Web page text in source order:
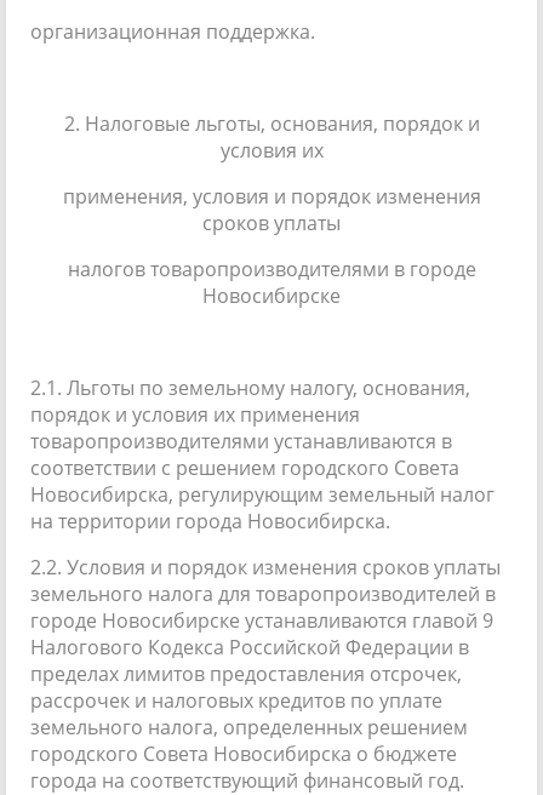
организационная поддержка.
2. Налоговые льготы, основания, порядок и
условия их
применения, условия и порядок изменения
сроков уплаты
налогов товаропроизводителями в городе
Новосибирске
2.1. Льготы по земельному налогу, основания,
порядок и условия их применения
товаропроизводителями устанавливаются в
соответствии с решением городского Совета
Новосибирска, регулирующим земельный налог
на территории города Новосибирска.
2.2. Условия и порядок изменения сроков уплаты
земельного налога для товаропроизводителей в
городе Новосибирске устанавливаются главой 9
Налогового Кодекса Российской Федерации в
пределах лимитов предоставления отсрочек,
рассрочек и налоговых кредитов по уплате
земельного налога, определенных решением
городского Совета Новосибирска о бюджете
города на соответствующий финансовый год.